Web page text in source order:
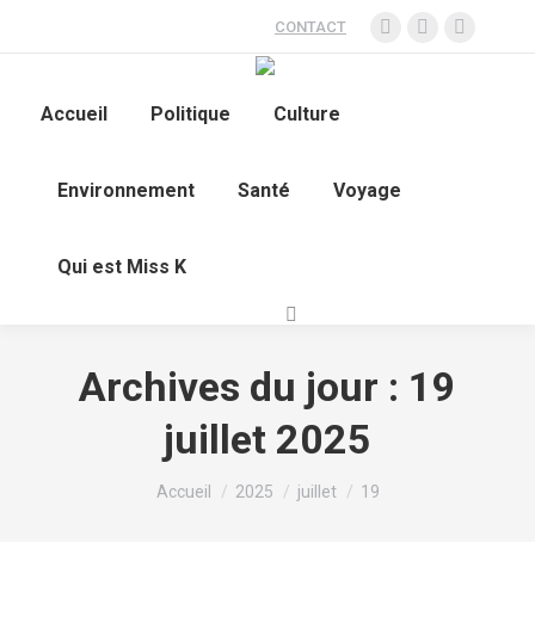
CONTACT
Accueil Politique Culture
Environnement Santé Voyage
Qui est Miss K
Archives du jour : 19
juillet 2025
Vous êtes ici :
Accueil 2025 juillet 19